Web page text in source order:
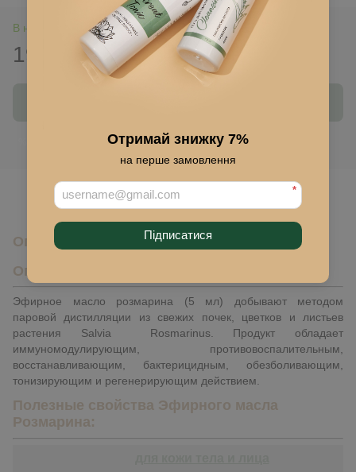
Отримай знижку 7%
на перше замовлення
*
Підписатися
В наличии
195 грн
для отображения накопительной скидки
В избранное
Описание
Описание
Эфирное масло розмарина (5 мл) добывают методом
паровой дистилляции из свежих почек, цветков и листьев
растения Salvia Rosmarinus. Продукт обладает
иммуномодулирующим, противовоспалительным,
восстанавливающим, бактерицидным, обезболивающим,
тонизирующим и регенерирующим действием.
Полезные свойства Эфирного масла
Розмарина: